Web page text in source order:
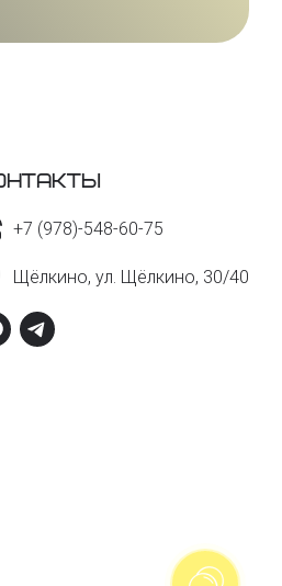
+7 (978)-548-60-75
Щёлкино, ул. Щёлкино, 30/40